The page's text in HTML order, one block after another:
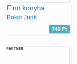
Finn konyha
Bokor Judit
740 Ft
PARTNER